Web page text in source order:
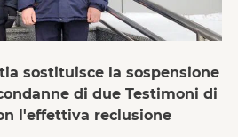
sostituisce la sospensione
di due Testimoni di
l'effettiva reclusione